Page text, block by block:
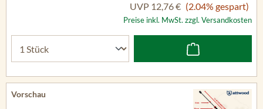
UVP 12,76 € (2.04% gespart)
Preise inkl. MwSt. zzgl. Versandkosten